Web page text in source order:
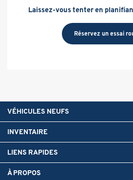
Laissez-vous tenter en
Réservez un essai
VÉHICULES NEUFS
INVENTAIRE
LIENS RAPIDES
À PROPOS